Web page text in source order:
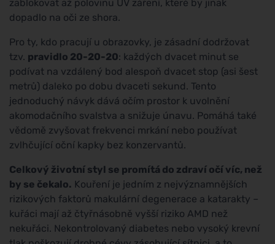
zablokovat až polovinu UV záření, které by jinak
dopadlo na oči ze shora.
Pro ty, kdo pracují u obrazovky, je zásadní dodržovat
tzv. pravidlo 20-20-20: každých dvacet minut se
podívat na vzdálený bod alespoň dvacet stop (asi šest
metrů) daleko po dobu dvaceti sekund. Tento
jednoduchý návyk dává očím prostor k uvolnění
akomodačního svalstva a snižuje únavu. Pomáhá také
vědomě zvyšovat frekvenci mrkání nebo používat
zvlhčující oční kapky bez konzervantů.
Celkový životní styl se promítá do zdraví očí víc, než
by se čekalo. Kouření je jedním z nejvýznamnějších
rizikových faktorů makulární degenerace a katarakty –
kuřáci mají až čtyřnásobně vyšší riziko AMD než
nekuřáci. Nekontrolovaný diabetes nebo vysoký krevní